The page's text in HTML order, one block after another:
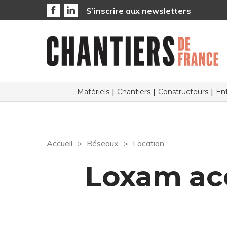
S’inscrire aux newsletters
Matériels Chantiers Constructeurs
Accueil Réseaux Location
Loxam